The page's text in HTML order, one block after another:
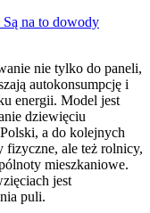
Są na to dowody
nie tylko do paneli,
autokonsumpcję i
energii. Model jest
dziewięciu
a do kolejnych
fizyczne, ale też rolnicy,
mieszkaniowe.
jest
puli.